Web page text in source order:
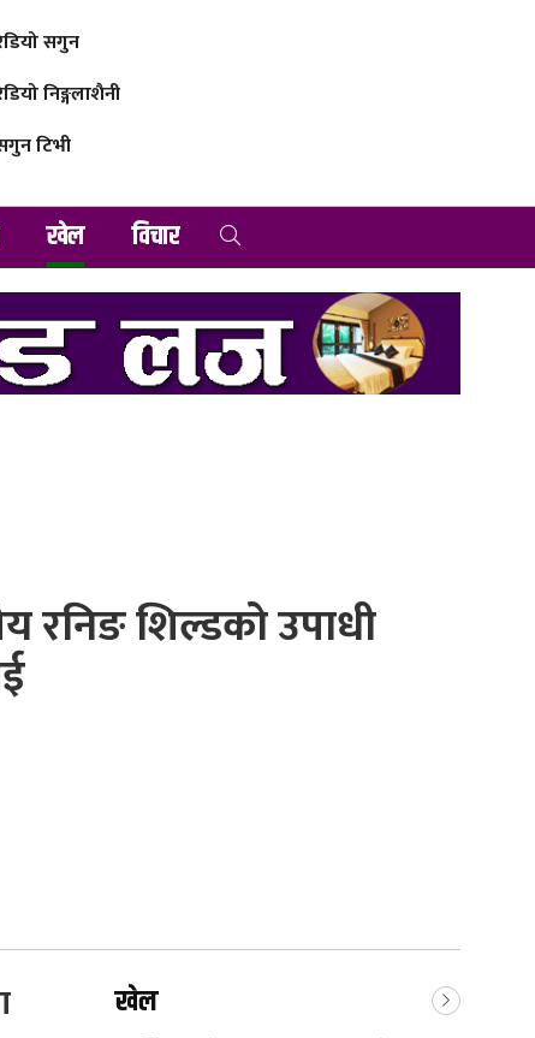
सगुन
निङ्गलाशैनी
टिभी
खेल विचार
रनिङ शिल्डको उपाधी
खेल